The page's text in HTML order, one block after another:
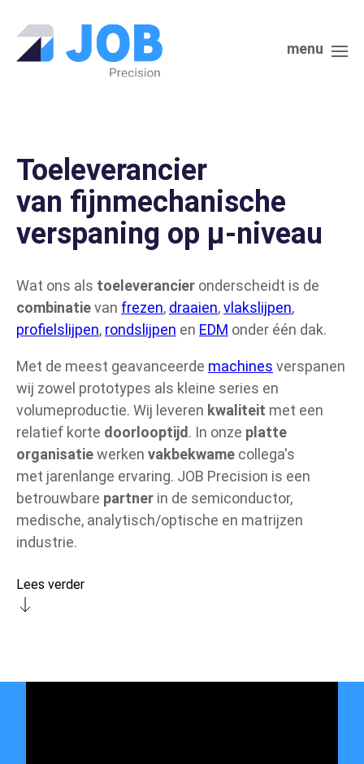
menu
Toeleverancier
van fijnmechanische
verspaning op µ-niveau
Wat ons als toeleverancier onderscheidt is de
combinatievan frezen, draaien,vlakslijpen,
profielslijpen, rondslijpen en EDM onder één dak.
Met de meest geavanceerde machines verspanen
wij zowel prototypes als kleine series en
volumeproductie. Wij leveren kwaliteit met een
relatief korte doorlooptijd. In onze platte
organisatiewerken vakbekwame collega's
met jarenlange ervaring. JOB Precision is een
betrouwbare partner in de semiconductor,
medische, analytisch/optische en matrijzen
industrie.
Lees verder